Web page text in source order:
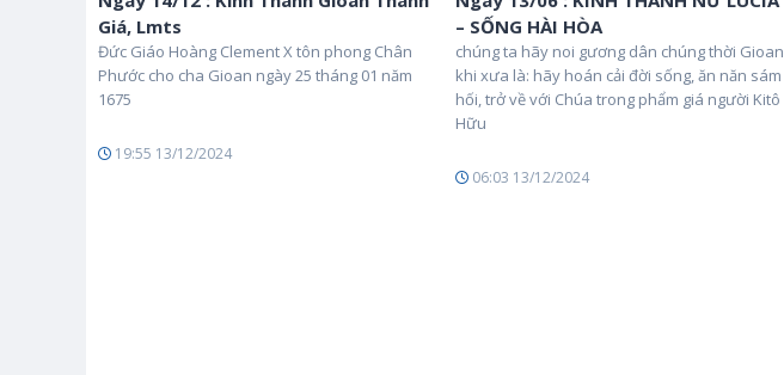
Giá, Lmts
Đức Giáo Hoàng Clement X tôn phong Chân
Phước cho cha Gioan ngày 25 tháng 01 năm
1675
19:55 13/12/2024
– SỐNG HÀI HÒA
chúng ta hãy noi gương dân chúng thời Gioan
khi xưa là: hãy hoán cải đời sống, ăn năn sám
hối, trở về với Chúa trong phẩm giá người Kitô
Hữu
06:03 13/12/2024